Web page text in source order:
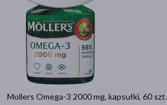
Mollers Omega-3 2000 mg, kapsułki, 60 szt.
Znakomitość Roku
Ostatnie sztuki
Zestaw
Dostawa